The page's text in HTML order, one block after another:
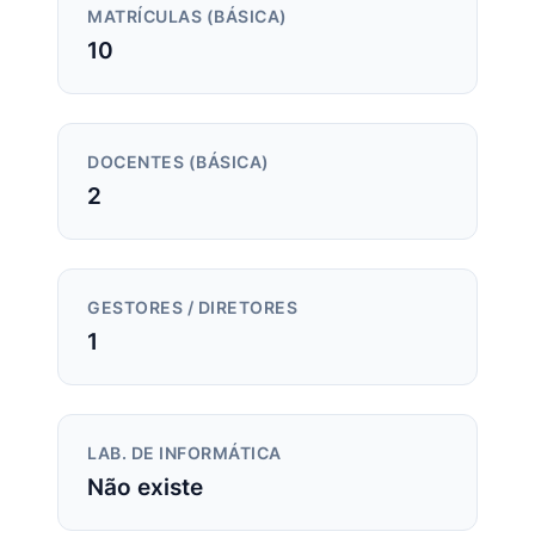
MATRÍCULAS (BÁSICA)
10
DOCENTES (BÁSICA)
2
GESTORES / DIRETORES
1
LAB. DE INFORMÁTICA
Não existe